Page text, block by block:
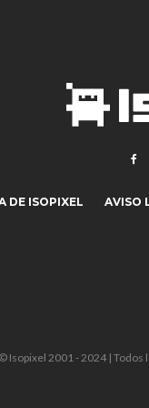
DE ISOPIXEL AVISO
© Isopixel 2001 - 2024 |